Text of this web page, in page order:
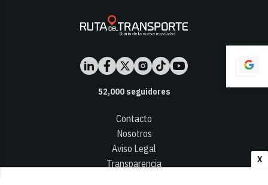
X
52,000seguidores
Contacto
Nosotros
Aviso Legal
Transparencia